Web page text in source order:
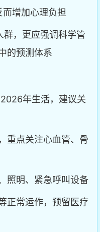
增加心理负担
，更应强调科学管
的预测体系
年生活，建议关
重点关注心血管、骨
照明、紧急呼叫设备
正常运作，预留医疗